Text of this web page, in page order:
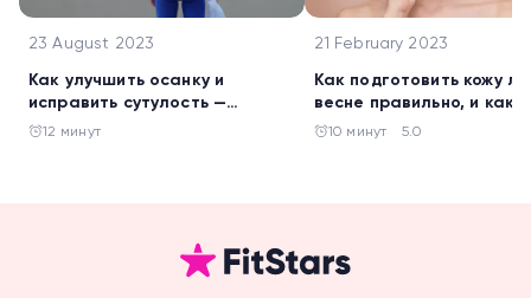
23 August 2023
Как улучшить осанку и
исправить сутулость —
полезные советы и 10 лучших
12 минут
21 February 2023
Как подготовить кожу
весне правильно, и как
делают француженки
10 минут 5.0